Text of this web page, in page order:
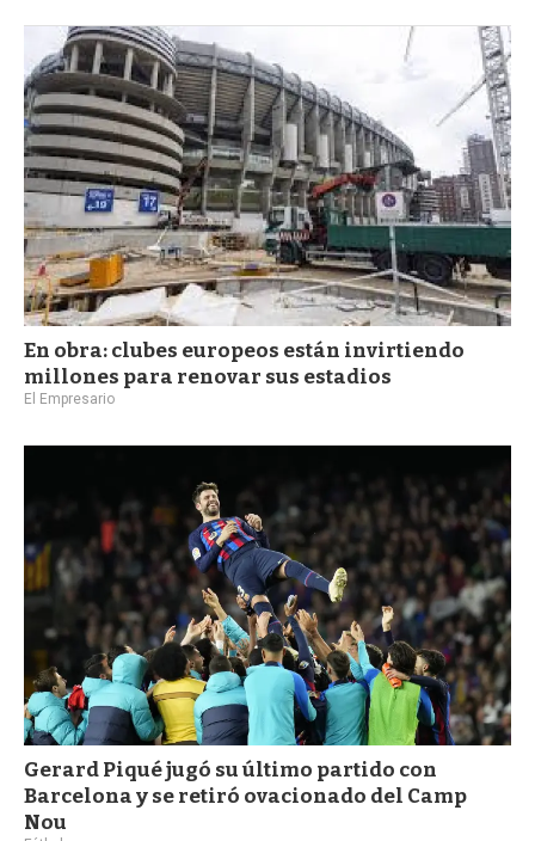
En obra: clubes europeos están invirtiendo
millones para renovar sus estadios
El Empresario
Gerard Piqué jugó su último partido con
Barcelona y se retiró ovacionado del Camp
Nou